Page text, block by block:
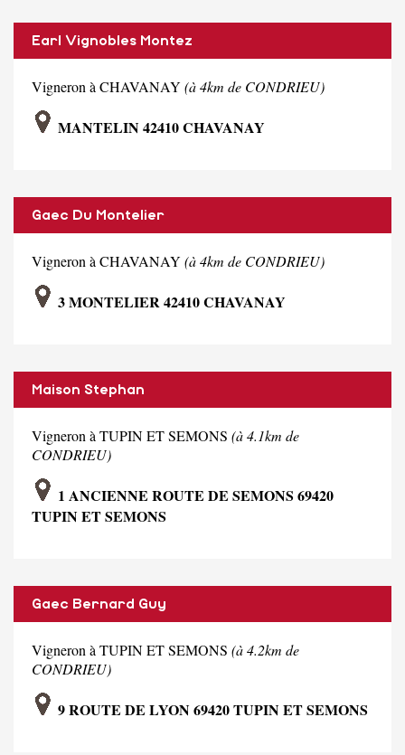
Earl Vignobles Montez
Vigneron à CHAVANAY (à 4km de CONDRIEU)
MANTELIN 42410 CHAVANAY
Gaec Du Montelier
Vigneron à CHAVANAY (à 4km de CONDRIEU)
3 MONTELIER 42410 CHAVANAY
Maison Stephan
Vigneron à TUPIN ET SEMONS (à 4.1km de
CONDRIEU)
1 ANCIENNE ROUTE DE SEMONS 69420
TUPIN ET SEMONS
Gaec Bernard Guy
Vigneron à TUPIN ET SEMONS (à 4.2km de
CONDRIEU)
9 ROUTE DE LYON 69420 TUPIN ET SEMONS